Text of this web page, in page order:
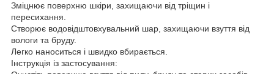
Зміцнює поверхню шкіри, захищаючи від тріщин і
пересихання.
Створює водовідштовхувальний шар, захищаючи взуття від
вологи та бруду.
Легко наноситься і швидко вбирається.
Інструкція із застосування: